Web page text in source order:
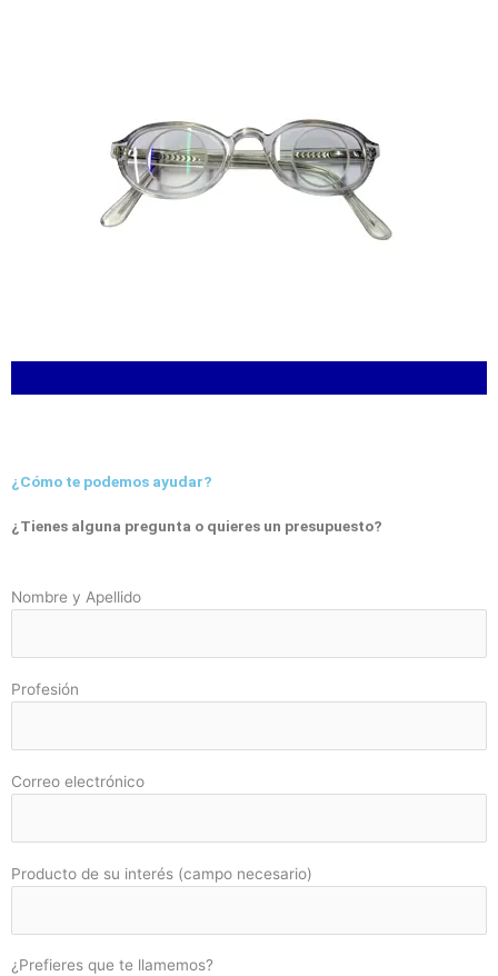
¿Cómo te podemos ayudar?
¿Tienes alguna pregunta o quieres un presupuesto?
Nombre y Apellido
Profesión
Correo electrónico
Producto de su interés (campo necesario)
¿Prefieres que te llamemos?